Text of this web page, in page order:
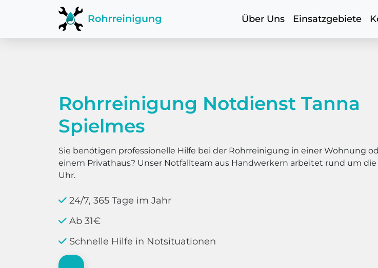
Über Uns Einsatzgebiete
Rohrreinigung Notdienst Tanna
Spielmes
Sie benötigen professionelle Hilfe bei der Rohrreinigung in einer Wohnung
einem Privathaus? Unser Notfallteam aus Handwerkern arbeitet rund um die
Uhr.
24/7, 365 Tage im Jahr
Ab 31€
Schnelle Hilfe in Notsituationen